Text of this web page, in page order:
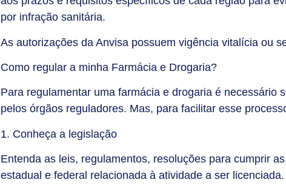
por infração sanitária.
As autorizações da Anvisa possuem vigência vitalícia ou
Como regular a minha Farmácia e Drogaria?
Para regulamentar uma farmácia e drogaria é necessário
pelos órgãos reguladores. Mas, para facilitar esse
1. Conheça a legislação
Entenda as leis, regulamentos, resoluções para cumprir
estadual e federal relacionada à atividade a ser licenciada.